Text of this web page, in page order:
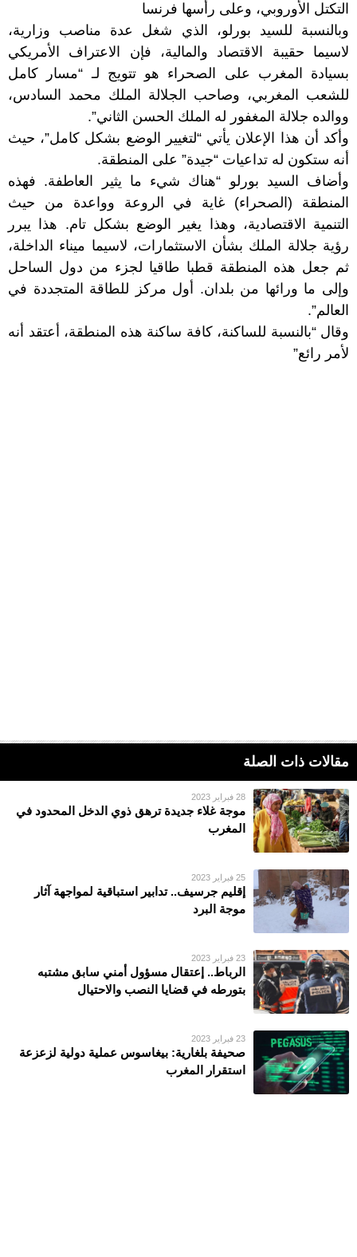
التكتل الأوروبي، وعلى رأسها فرنسا
وبالنسبة للسيد بورلو، الذي شغل عدة مناصب وزارية،
لاسيما حقيبة الاقتصاد والمالية، فإن الاعتراف الأمريكي
بسيادة المغرب على الصحراء هو تتويج لـ “مسار كامل
للشعب المغربي، وصاحب الجلالة الملك محمد السادس،
ووالده جلالة المغفور له الملك الحسن الثاني”.
وأكد أن هذا الإعلان يأتي “لتغيير الوضع بشكل كامل”، حيث
أنه ستكون له تداعيات “جيدة” على المنطقة.
وأضاف السيد بورلو “هناك شيء ما يثير العاطفة. فهذه
المنطقة (الصحراء) غاية في الروعة وواعدة من حيث
التنمية الاقتصادية، وهذا يغير الوضع بشكل تام. هذا يبرر
رؤية جلالة الملك بشأن الاستثمارات، لاسيما ميناء الداخلة،
ثم جعل هذه المنطقة قطبا طاقيا لجزء من دول الساحل
وإلى ما ورائها من بلدان. أول مركز للطاقة المتجددة في
العالم”.
وقال “بالنسبة للساكنة، كافة ساكنة هذه المنطقة، أعتقد أنه
لأمر رائع”
مقالات ذات الصلة
28 فبراير 2023
موجة غلاء جديدة ترهق ذوي الدخل المحدود في
المغرب
25 فبراير 2023
إقليم جرسيف.. تدابير استباقية لمواجهة آثار
موجة البرد
23 فبراير 2023
الرباط.. إعتقال مسؤول أمني سابق مشتبه
بتورطه في قضايا النصب والاحتيال
23 فبراير 2023
صحيفة بلغارية: بيغاسوس عملية دولية لزعزعة
استقرار المغرب